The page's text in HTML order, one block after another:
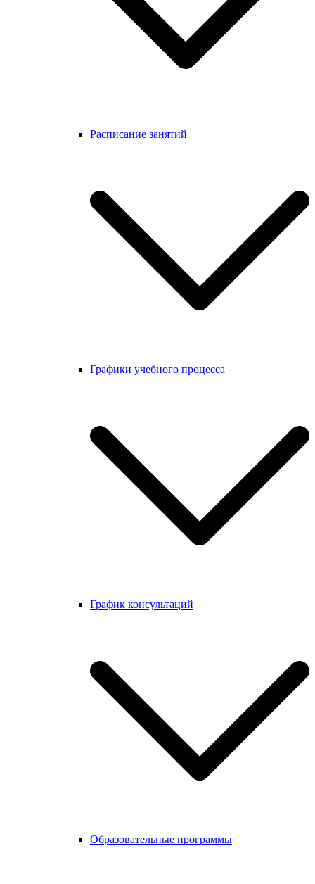
Расписание занятий
Графики учебного процесса
График консультаций
Образовательные программы